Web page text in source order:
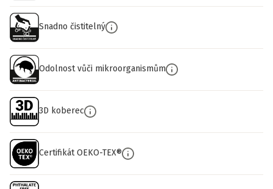
Snadno čistitelný
Odolnost vůči mikroorganismům
3D koberec
Certifikát OEKO-TEX®